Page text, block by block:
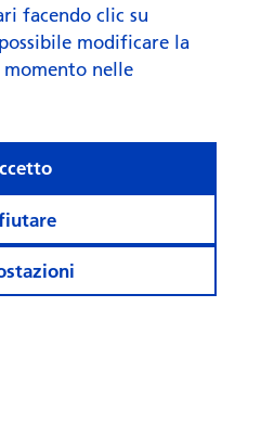
facendo clic su
modificare la
momento nelle